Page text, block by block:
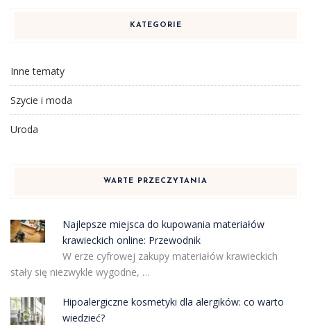
KATEGORIE
Inne tematy
Szycie i moda
Uroda
WARTE PRZECZYTANIA
Najlepsze miejsca do kupowania materiałów
krawieckich online: Przewodnik
W erze cyfrowej zakupy materiałów krawieckich
stały się niezwykle wygodne, …
Hipoalergiczne kosmetyki dla alergików: co warto
wiedzieć?